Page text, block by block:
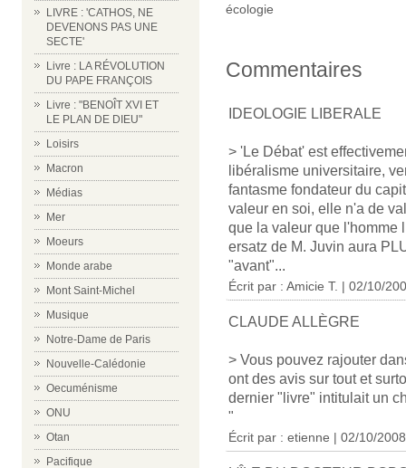
LIVRE : 'CATHOS, NE
DEVENONS PAS UNE
SECTE'
Livre : LA RÉVOLUTION
DU PAPE FRANÇOIS
Livre : "BENOÎT XVI ET
LE PLAN DE DIEU"
Loisirs
Macron
Médias
Mer
Moeurs
Monde arabe
Mont Saint-Michel
Musique
Notre-Dame de Paris
Nouvelle-Calédonie
Oecuménisme
ONU
Otan
Pacifique
écologie
Commentaires
IDEOLOGIE LIBERALE
> 'Le Débat' est
libéralisme universitaire,
fantasme fondateur du
valeur en soi, elle n'a de
que la valeur que l'homme
ersatz de M. Juvin aura
"avant"...
Écrit par : Amicie T. | 02/10/
CLAUDE ALLÈGRE
> Vous pouvez rajouter
ont des avis sur tout et
dernier "livre" intitulait un
"
Écrit par : etienne | 02/10/2008